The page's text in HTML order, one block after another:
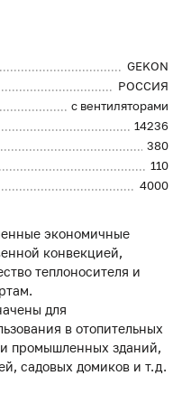
GEKON
РОССИЯ
с вентиляторами
14236
380
110
4000
экономичные
конвекцией,
теплоносителя и
для
в отопительных
промышленных зданий,
садовых домиков и т.д.